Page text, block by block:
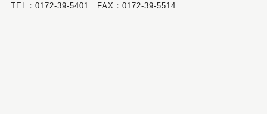
TEL：0172-39-5401 FAX：0172-39-5514